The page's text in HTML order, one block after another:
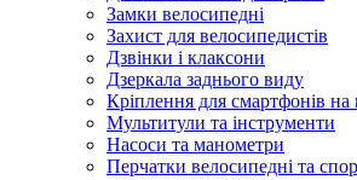
Замки велосипедні
Захист для велосипедистів
Дзвінки і клаксони
Дзеркала заднього виду
Кріплення для смартфонів на
Мультитули та інструменти
Насоси та манометри
Перчатки велосипедні та